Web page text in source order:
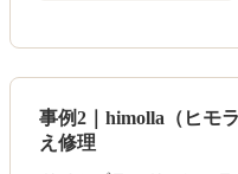
事例2｜himolla（ヒモ
え修理